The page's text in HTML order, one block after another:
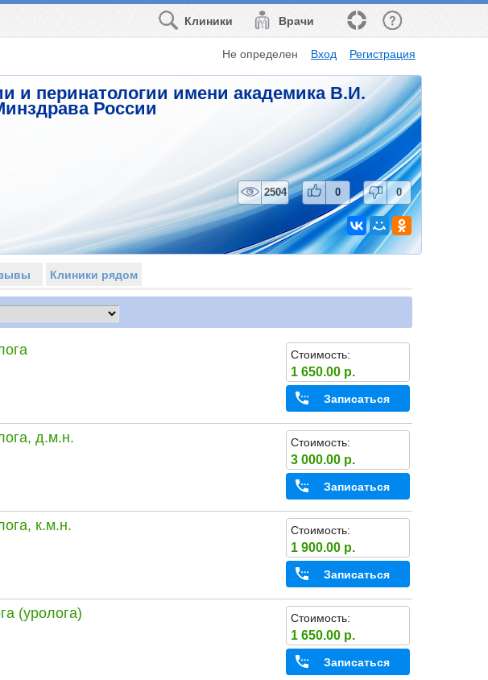
Врачи
Клиники
Не определен Вход Регистрация
и перинатологии имени академика В.И.
России
2504 0 0
Клиники рядом
Стоимость:
1 650.00 р.
Записаться
д.м.н. Стоимость:
3 000.00 р.
Записаться
к.м.н. Стоимость:
1 900.00 р.
Записаться
(уролога) Стоимость:
1 650.00 р.
Записаться